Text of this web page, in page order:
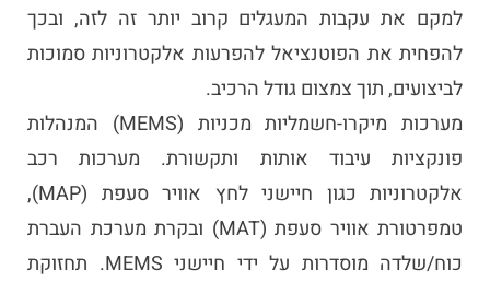
למקם את עקבות המעגלים קרוב יותר זה לזה, ובכך
להפחית את הפוטנציאל להפרעות אלקטרוניות סמוכות
לביצועים, תוך צמצום גודל הרכיב.
מערכות מיקרו-חשמליות מכניות (MEMS) המנהלות
פונקציות עיבוד אותות ותקשורת. מערכות רכב
אלקטרוניות כגון חיישני לחץ אוויר סעפת (MAP),
טמפרטורת אוויר סעפת (MAT) ובקרת מערכת העברת
כוח/שלדה מוסדרות על ידי חיישני MEMS. תחזוקת